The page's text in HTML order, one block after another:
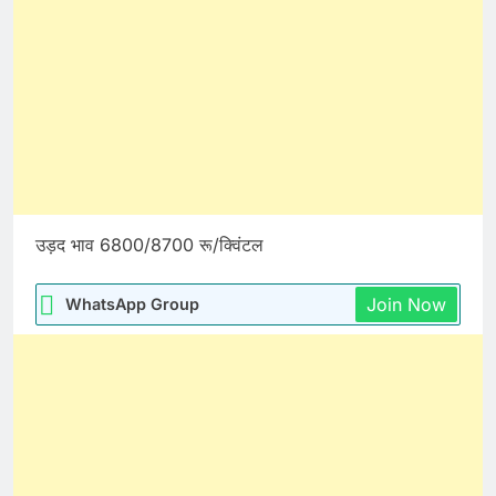
उड़द भाव 6800/8700 रू/क्विंटल
WhatsApp Group Join Now